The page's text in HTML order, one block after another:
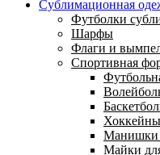
Сублимационная
Футболки
Шарфы
Флаги и
Спортивная
Манишки
Майки